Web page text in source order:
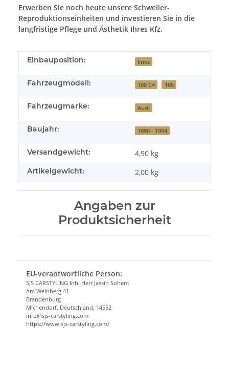
Erwerben Sie noch heute unsere Schweller-
Reproduktionseinheiten und investieren Sie in die
langfristige Pflege und Ästhetik Ihres Kfz.
Produkteigenschaft
Wert
Einbauposition: links
Fahrzeugmodell: 100 C4 100
Fahrzeugmarke: Audi
Baujahr: 1990 - 1994
Versandgewicht: 4,90 kg
Artikelgewicht: 2,00 kg
Angaben zur
Produktsicherheit
EU-verantwortliche Person:
SJS CARSTYLING Inh. Herr Jassin Sohem
Am Weinberg 41
Brandenburg
Michendorf, Deutschland, 14552
info@sjs-carstyling.com
https://www.sjs-carstyling.com/